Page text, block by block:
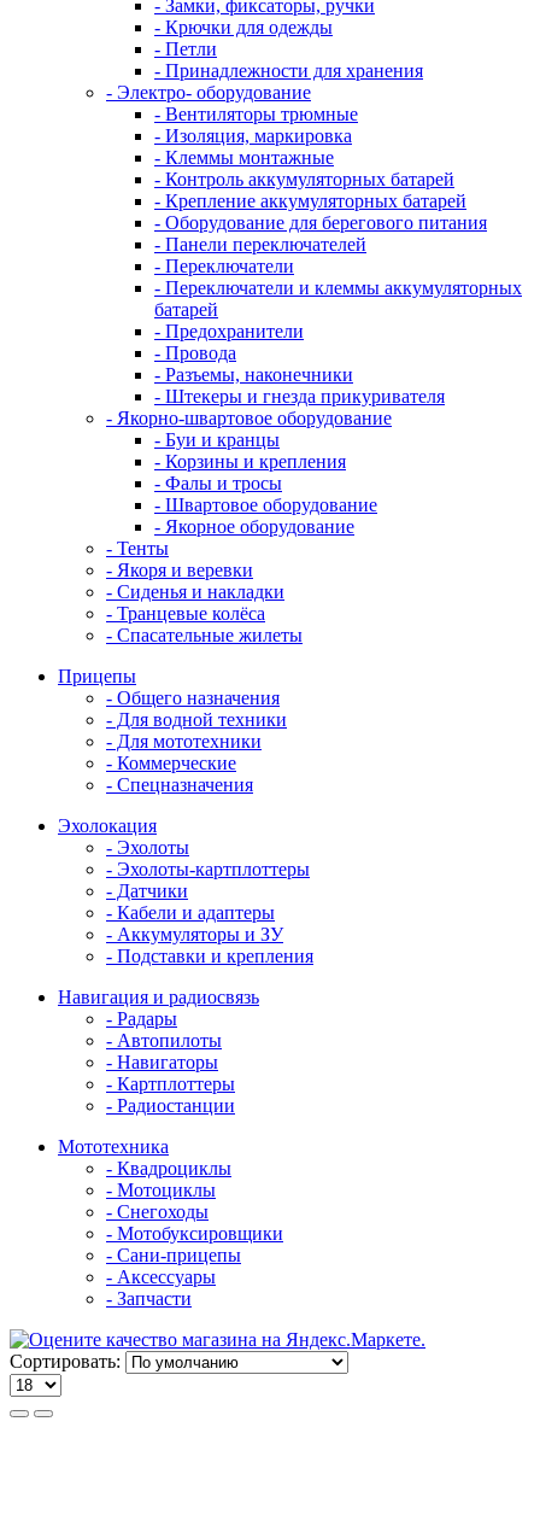
- Замки, фиксаторы, ручки
- Крючки для одежды
- Петли
- Принадлежности для хранения
- Электро- оборудование
- Вентиляторы трюмные
- Изоляция, маркировка
- Клеммы монтажные
- Контроль аккумуляторных батарей
- Крепление аккумуляторных батарей
- Оборудование для берегового питания
- Панели переключателей
- Переключатели
- Переключатели и клеммы аккумуляторных
батарей
- Предохранители
- Провода
- Разъемы, наконечники
- Штекеры и гнезда прикуривателя
- Якорно-швартовое оборудование
- Буи и кранцы
- Корзины и крепления
- Фалы и тросы
- Швартовое оборудование
- Якорное оборудование
- Тенты
- Якоря и веревки
- Сиденья и накладки
- Транцевые колёса
- Спасательные жилеты
Прицепы
- Общего назначения
- Для водной техники
- Для мототехники
- Коммерческие
- Спецназначения
Эхолокация
- Эхолоты
- Эхолоты-картплоттеры
- Датчики
- Кабели и адаптеры
- Аккумуляторы и ЗУ
- Подставки и крепления
Навигация и радиосвязь
- Радары
- Автопилоты
- Навигаторы
- Картплоттеры
- Радиостанции
Мототехника
- Квадроциклы
- Мотоциклы
- Снегоходы
- Мотобуксировщики
- Сани-прицепы
- Аксессуары
- Запчасти
Сортировать: